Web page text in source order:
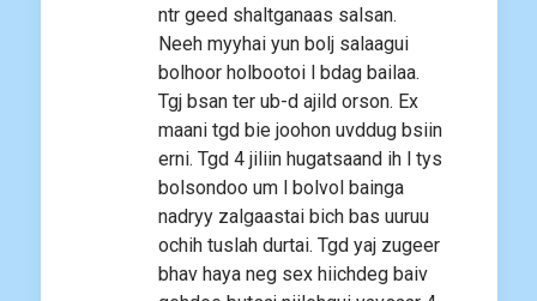
ntr geed shaltganaas salsan.
Neeh myyhai yun bolj salaagui
bolhoor holbootoi l bdag bailaa.
Tgj bsan ter ub-d ajild orson. Ex
maani tgd bie joohon uvddug bsiin
erni. Tgd 4 jiliin hugatsaand ih l tys
bolsondoo um l bolvol bainga
nadryy zalgaastai bich bas uuruu
ochih tuslah durtai. Tgd yaj zugeer
bhav haya neg sex hiichdeg baiv